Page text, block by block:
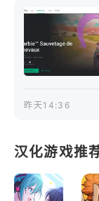
立即进入《
与马厩游戏！
Barbie马术俱
戏内福利。订
dress are
昨天14:36
汉化游戏推